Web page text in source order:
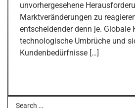
unvorhergesehene
Marktveränderungen zu
entscheidender denn je. Globale
technologische Umbrüche und
Kundenbedürfnisse […]
Search